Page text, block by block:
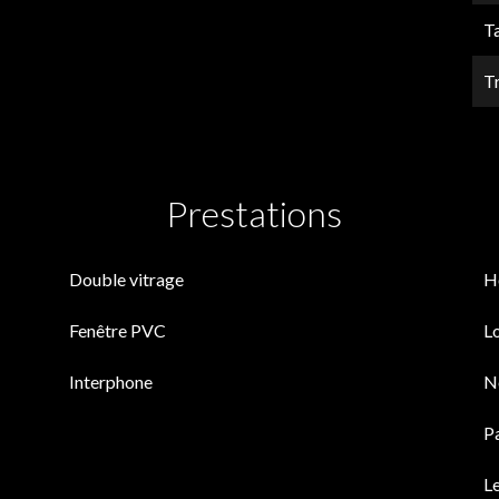
Prestations
Double vitrage
Fenêtre PVC
Interphone